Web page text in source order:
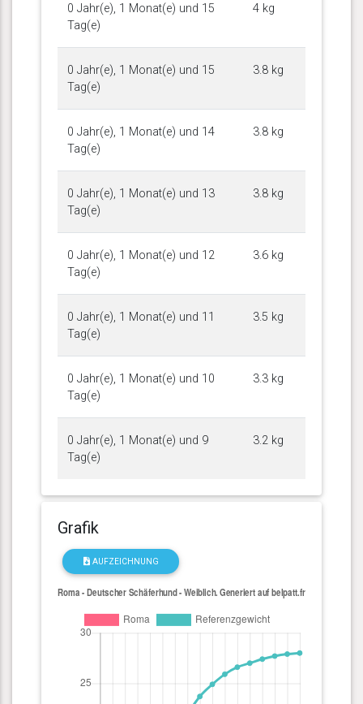
0 Jahr(e), 1 Monat(e) und 15
Tag(e)
4 kg
0 Jahr(e), 1 Monat(e) und 15
Tag(e)
3.8 kg
0 Jahr(e), 1 Monat(e) und 14
Tag(e)
3.8 kg
0 Jahr(e), 1 Monat(e) und 13
Tag(e)
3.8 kg
0 Jahr(e), 1 Monat(e) und 12
Tag(e)
3.6 kg
0 Jahr(e), 1 Monat(e) und 11
Tag(e)
3.5 kg
0 Jahr(e), 1 Monat(e) und 10
Tag(e)
3.3 kg
0 Jahr(e), 1 Monat(e) und 9
Tag(e)
3.2 kg
Grafik
AUFZEICHNUNG